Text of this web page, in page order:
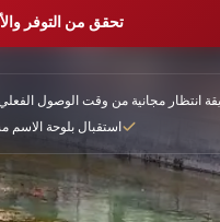
تحقق من التوفر
استقبال بلوحة الاسم